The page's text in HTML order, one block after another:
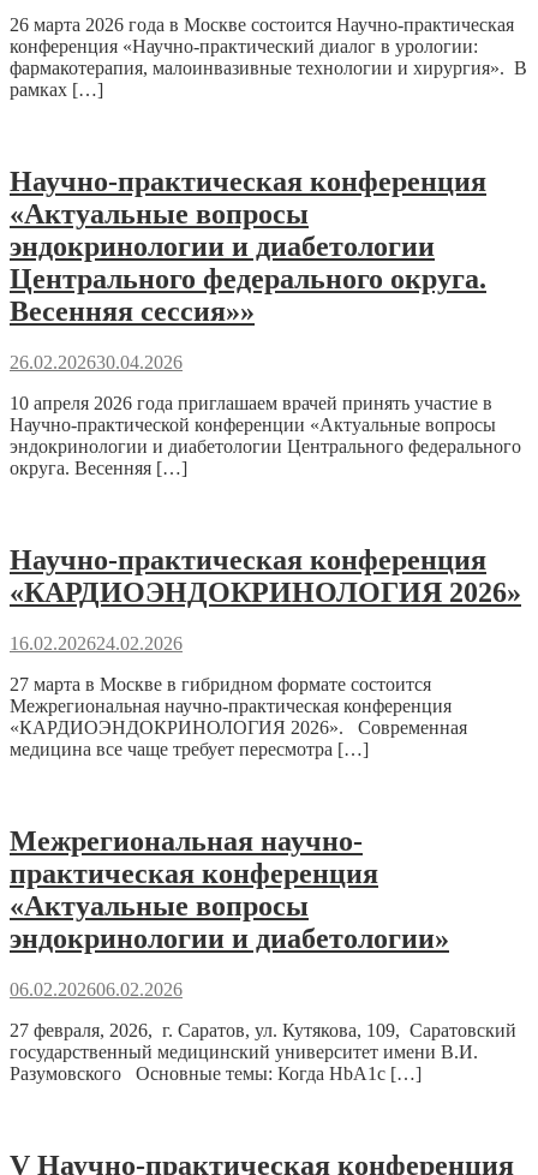
26 марта 2026 года в Москве состоится Научно-практическая
конференция «Научно-практический диалог в урологии:
фармакотерапия, малоинвазивные технологии и хирургия». В
рамках […]
Научно-практическая конференция
«Актуальные вопросы
эндокринологии и диабетологии
Центрального федерального округа.
Весенняя сессия»»
26.02.202630.04.2026
10 апреля 2026 года приглашаем врачей принять участие в
Научно-практической конференции «Актуальные вопросы
эндокринологии и диабетологии Центрального федерального
округа. Весенняя […]
Научно-практическая конференция
«КАРДИОЭНДОКРИНОЛОГИЯ 2026»
16.02.202624.02.2026
27 марта в Москве в гибридном формате состоится
Межрегиональная научно-практическая конференция
«КАРДИОЭНДОКРИНОЛОГИЯ 2026». Современная
медицина все чаще требует пересмотра […]
Межрегиональная научно-
практическая конференция
«Актуальные вопросы
эндокринологии и диабетологии»
06.02.202606.02.2026
27 февраля, 2026, г. Саратов, ул. Кутякова, 109, Саратовский
государственный медицинский университет имени В.И.
Разумовского Основные темы: Когда HbA1c […]
V Научно-практическая конференция